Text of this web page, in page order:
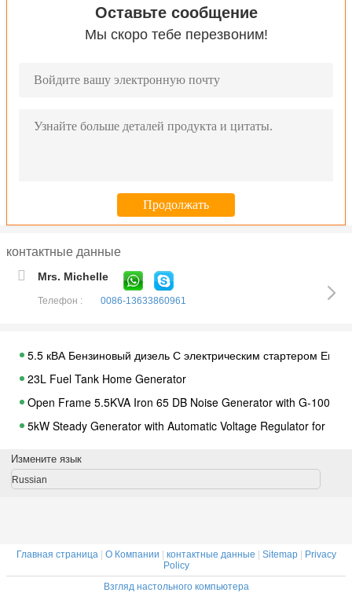
Оставьте сообщение
Мы скоро тебе перезвоним!
контактные данные
Mrs. Michelle
Телефон : 0086-13633860961
5.5 кВА Бензиновый дизель С электрическим стартером
23L Fuel Tank Home Generator
Open Frame 5.5KVA Iron 65 DB Noise Generator with G-1000
5kW Steady Generator with Automatic Voltage Regulator for
High integration energy storage integrated cabinFind the
G-1000 Generator with Electronic Speed Control and Automatic
5.5 кВА Портативный Бензиновый Генератор с
Измените язык
Russian
Главная страница | О Компании | контактные данные | Sitemap| Privacy
Policy
Взгляд настольного компьютера